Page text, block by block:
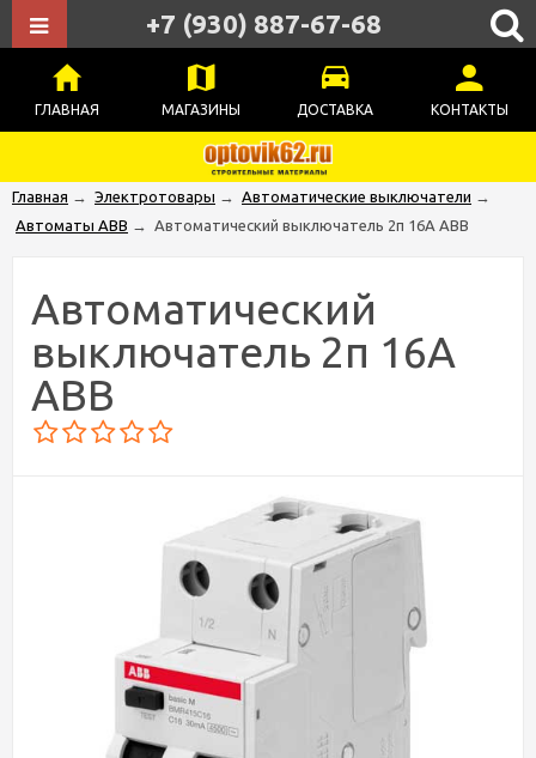
ГЛАВНАЯ МАГАЗИНЫ ДОСТАВКА КОНТАКТЫ
+7 (930) 887-67-68
Главная → Электротовары → Автоматические выключатели →
Автоматы ABB → Автоматический выключатель 2п 16А ABB
Автоматический
выключатель 2п 16А
ABB